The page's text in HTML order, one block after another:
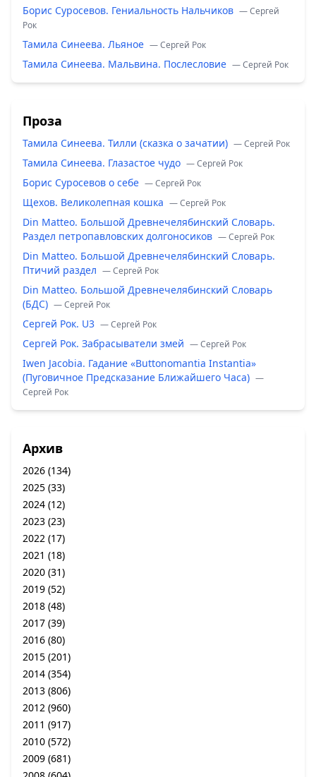
Борис Суросевов. Гениальность Нальчиков — Сергей
Рок
Тамила Синеева. Льяное — Сергей Рок
Тамила Синеева. Мальвина. Послесловие — Сергей Рок
Проза
Тамила Синеева. Тилли (сказка о зачатии) — Сергей Рок
Тамила Синеева. Глазастое чудо — Сергей Рок
Борис Суросевов о себе — Сергей Рок
Щехов. Великолепная кошка — Сергей Рок
Din Matteo. Большой Древнечелябинский Словарь.
Раздел петропавловских долгоносиков — Сергей Рок
Din Matteo. Большой Древнечелябинский Словарь.
Птичий раздел — Сергей Рок
Din Matteo. Большой Древнечелябинский Словарь
(БДС) — Сергей Рок
Сергей Рок. U3 — Сергей Рок
Сергей Рок. Забрасыватели змей — Сергей Рок
Iwen Jacobia. Гадание «Buttonomantia Instantia»
(Пуговичное Предсказание Ближайшего Часа) —
Сергей Рок
Архив
2026 (134)
2025 (33)
2024 (12)
2023 (23)
2022 (17)
2021 (18)
2020 (31)
2019 (52)
2018 (48)
2017 (39)
2016 (80)
2015 (201)
2014 (354)
2013 (806)
2012 (960)
2011 (917)
2010 (572)
2009 (681)